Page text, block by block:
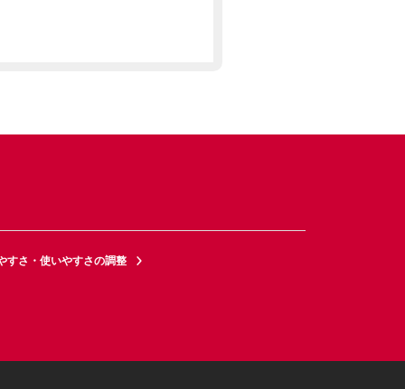
すさ・使いやすさの調整